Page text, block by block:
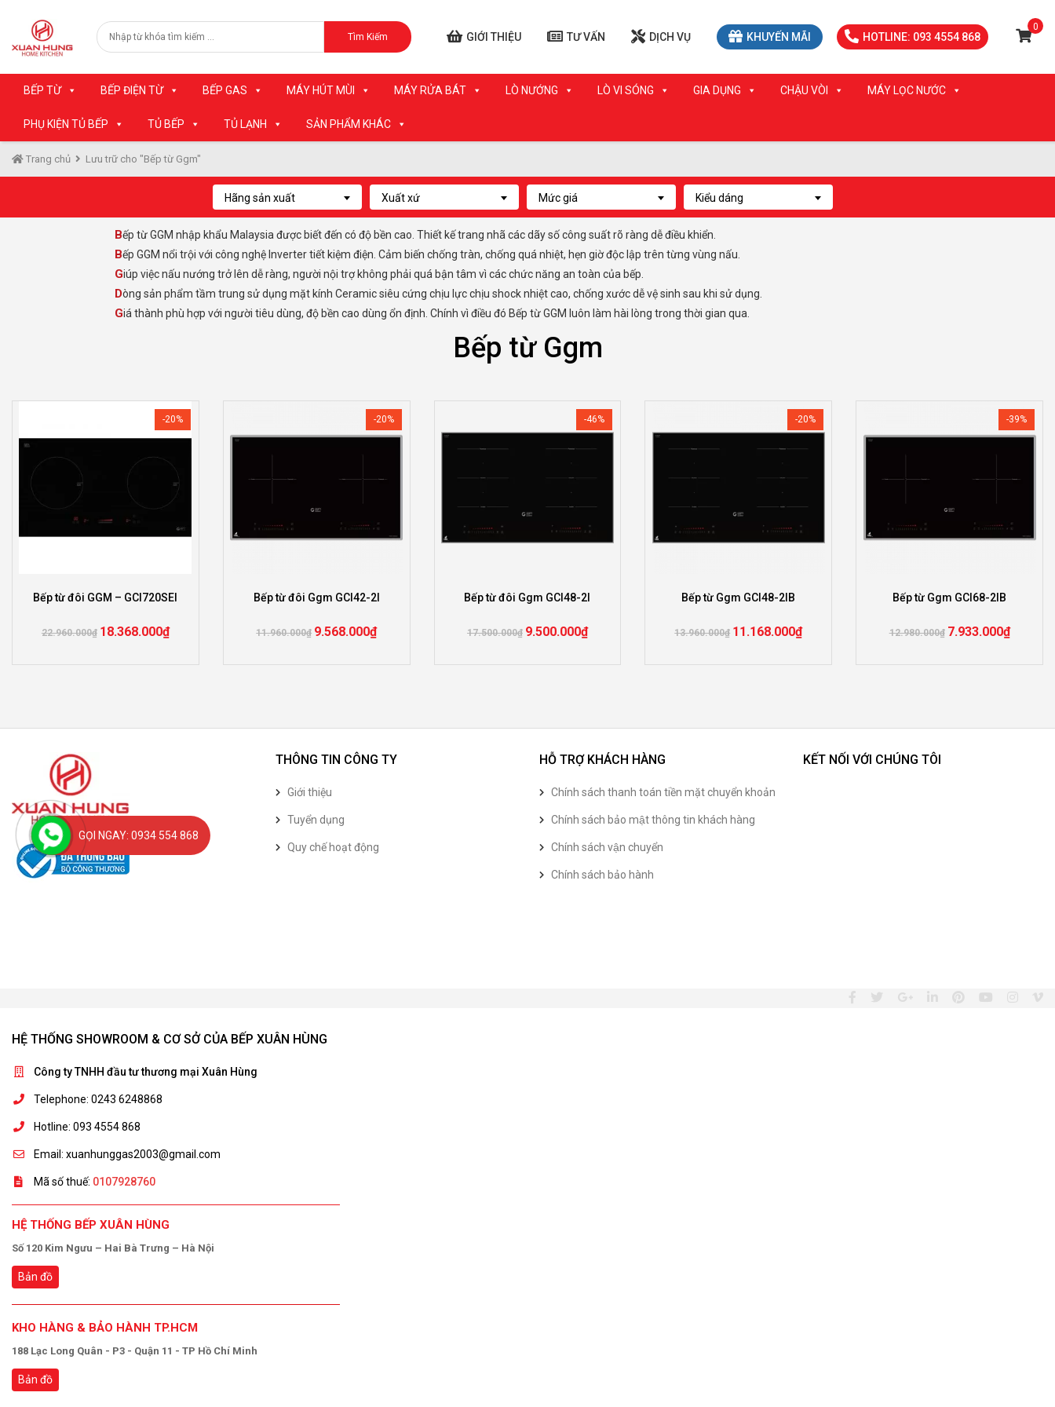
Tìm Kiếm GIỚI THIỆU TƯ VẤN DỊCH VỤ KHUYẾN MÃI HOTLINE: 093 4554 868
0
BẾP TỪ BẾP ĐIỆN TỪ BẾP GAS MÁY HÚT MÙI MÁY RỬA BÁT LÒ NƯỚNG LÒ VI SÓNG GIA DỤNG CHẬU VÒI MÁY LỌC NƯỚC
PHỤ KIỆN TỦ BẾP TỦ BẾP TỦ LẠNH SẢN PHẨM KHÁC
Trang chủ Lưu trữ cho "Bếp từ Ggm"
Hãng sản xuất Xuất xứ Mức giá Kiểu dáng
Bếp từ GGM nhập khẩu Malaysia được biết đến có độ bền cao. Thiết kế trang nhã các dãy số công suất rõ ràng dễ điều khiển.
Bếp GGM nổi trội với công nghệ Inverter tiết kiệm điện. Cảm biến chống tràn, chống quá nhiệt, hẹn giờ độc lập trên từng vùng nấu.
Giúp việc nấu nướng trở lên dễ ràng, người nội trợ không phải quá bận tâm vì các chức năng an toàn của bếp.
Dòng sản phẩm tầm trung sử dụng mặt kính Ceramic siêu cứng chịu lực chịu shock nhiệt cao, chống xước dễ vệ sinh sau khi sử dụng.
Giá thành phù hợp với người tiêu dùng, độ bền cao dùng ổn định. Chính vì điều đó Bếp từ GGM luôn làm hài lòng trong thời gian qua.
Bếp từ Ggm
-20%
Bếp từ đôi GGM – GCI720SEI
22.960.000₫ 18.368.000₫
-20%
Bếp từ đôi Ggm GCI42-2I
11.960.000₫ 9.568.000₫
-46%
Bếp từ đôi Ggm GCI48-2I
17.500.000₫ 9.500.000₫
-20%
Bếp từ Ggm GCI48-2IB
13.960.000₫ 11.168.000₫
-39%
Bếp từ Ggm GCI68-2IB
12.980.000₫ 7.933.000₫
THÔNG TIN CÔNG TY
Giới thiệu
Tuyển dụng
Quy chế hoạt động
HỖ TRỢ KHÁCH HÀNG
Chính sách thanh toán tiền mặt chuyển khoản
Chính sách bảo mật thông tin khách hàng
Chính sách vận chuyển
Chính sách bảo hành
KẾT NỐI VỚI CHÚNG TÔI
HỆ THỐNG SHOWROOM & CƠ SỞ CỦA BẾP XUÂN HÙNG
Công ty TNHH đầu tư thương mại Xuân Hùng
Telephone: 0243 6248868
Hotline: 093 4554 868
Email: xuanhunggas2003@gmail.com
Mã số thuế: 0107928760
HỆ THỐNG BẾP XUÂN HÙNG
Số 120 Kim Ngưu – Hai Bà Trưng – Hà Nội
Bản đồ
KHO HÀNG & BẢO HÀNH TP.HCM
188 Lạc Long Quân - P3 - Quận 11 - TP Hồ Chí Minh
Bản đồ
GỌI NGAY: 0934 554 868